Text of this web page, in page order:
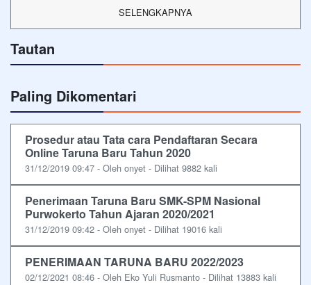
SELENGKAPNYA
Tautan
Paling Dikomentari
Prosedur atau Tata cara Pendaftaran Secara
Online Taruna Baru Tahun 2020
31/12/2019 09:47 - Oleh onyet - Dilihat 9882 kali
Penerimaan Taruna Baru SMK-SPM Nasional
Purwokerto Tahun Ajaran 2020/2021
31/12/2019 09:42 - Oleh onyet - Dilihat 19016 kali
PENERIMAAN TARUNA BARU 2022/2023
02/12/2021 08:46 - Oleh Eko Yuli Rusmanto - Dilihat 13883 kali